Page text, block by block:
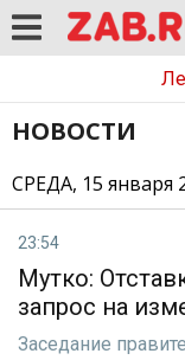
НОВОСТИ
СРЕДА, 15 января
23:54
Мутко:
запрос на
Заседание